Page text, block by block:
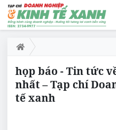
họp báo - Tin tức
nhất – Tạp chí
tế xanh